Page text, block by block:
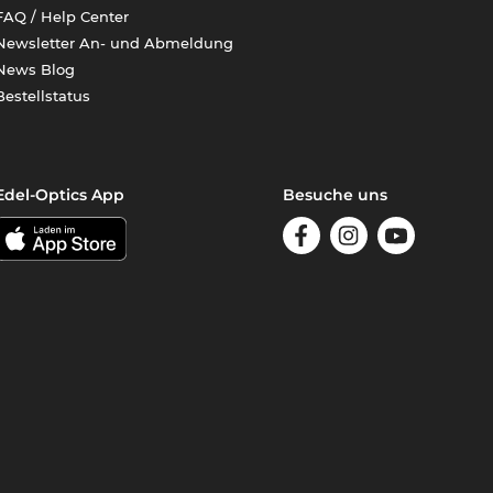
/ Help Center
An- und Abmeldung
Blog
Optics App Besuche uns